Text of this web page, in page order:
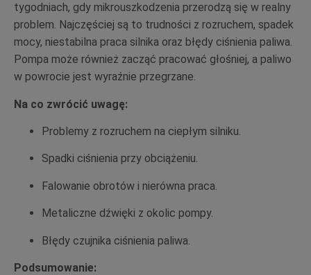
tygodniach, gdy mikrouszkodzenia przerodzą się w realny
problem. Najczęściej są to trudności z rozruchem, spadek
mocy, niestabilna praca silnika oraz błędy ciśnienia paliwa.
Pompa może również zacząć pracować głośniej, a paliwo
w powrocie jest wyraźnie przegrzane.
Na co zwrócić uwagę:
Problemy z rozruchem na ciepłym silniku.
Spadki ciśnienia przy obciążeniu.
Falowanie obrotów i nierówna praca.
Metaliczne dźwięki z okolic pompy.
Błędy czujnika ciśnienia paliwa.
Podsumowanie: